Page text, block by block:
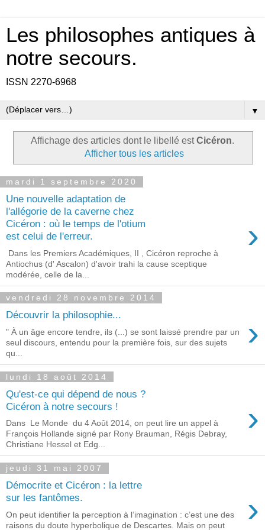
Les philosophes antiques à
notre secours.
ISSN 2270-6968
▼
Affichage des articles dont le libellé estCicéron.
Afficher tous les articles
mardi 1 septembre 2020
Une nouvelle adaptation de
l'allégorie de la caverne chez
Cicéron : où le temps de l'otium
est celui de l'erreur.
›
Dans les Premiers Académiques, II , Cicéron reproche à
Antiochus (d' Ascalon) d'avoir trahi la cause sceptique
modérée, celle de la...
vendredi 28 novembre 2014
Découvrir la philosophie... ›
" À un âge encore tendre, ils (...) se sont laissé prendre par un
seul discours, entendu pour la première fois, sur des sujets
qu...
lundi 18 août 2014
Qu'est-ce qui dépend de nous ?
Cicéron à notre secours !
›
Dans Le Monde du 4 Août 2014, on peut lire un appel à
François Hollande signé par Rony Brauman, Régis Debray,
Christiane Hessel et Edg...
jeudi 31 mai 2007
Démocrite et Cicéron : la lettre
sur les fantômes.
›
On peut identifier la perception à l’imagination : c’est une des
raisons du doute hyperbolique de Descartes. Mais on peut